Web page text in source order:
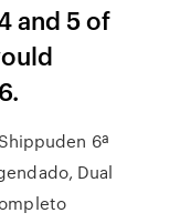
and 5 of
6ª
Dual